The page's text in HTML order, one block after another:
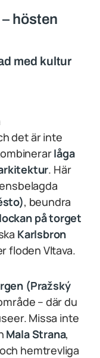
hösten
med kultur
det är inte
låga
. Här
, beundra
på torget
Karlsbron
floden Vltava.
(Pražský
– där du
Missa inte
Mala Strana,
hemtrevliga